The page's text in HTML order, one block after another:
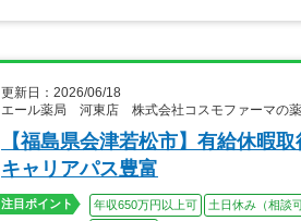
更新日：2026/06/18
エール薬局 河東店 株式会社コスモファーマの薬
【福島県会津若松市】有給休暇
キャリアパス豊富
注目ポイント 年収650万円以上可 土日休み（相談